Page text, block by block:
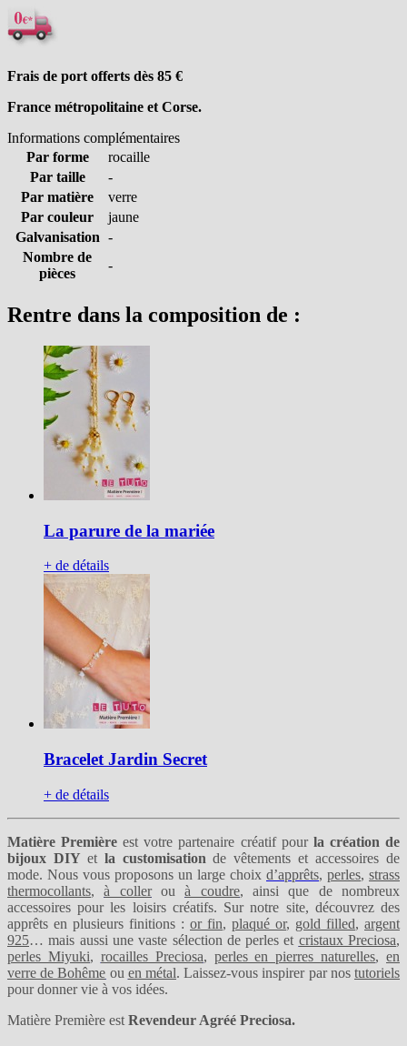
Frais de port offerts dès 85 €
France métropolitaine et Corse.
Informations complémentaires
Par forme
rocaille
Par taille
-
Par matière
verre
Par couleur
jaune
Galvanisation -
Nombre de
pièces
-
Rentre dans la composition de :
La parure de la mariée
+ de détails
Bracelet Jardin Secret
+ de détails
Matière Première est votre partenaire créatif pourla création de
bijoux DIY etla customisation de vêtements et accessoires de
mode. Nous vous proposons un large choix d’apprêts, perles, strass
thermocollants,à collerouà coudre, ainsi que de nombreux
accessoires pour les loisirs créatifs. Sur notre site, découvrez des
apprêts en plusieurs finitions : or fin, plaqué or, gold filled, argent
925… mais aussi une vaste sélection de perles et cristaux Preciosa,
perles Miyuki, rocailles Preciosa, perles en pierres naturelles, en
verre de Bohême ou en métal. Laissez-vous inspirer par nostutoriels
pour donner vie à vos idées.
Matière Première est Revendeur Agréé Preciosa.